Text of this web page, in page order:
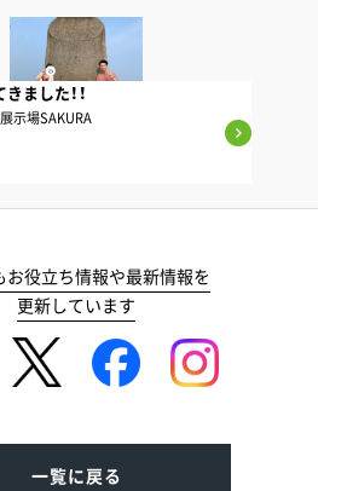
示場SAKURA
ました！！
お役立ち情報や最新情報を
更新しています
一覧に戻る